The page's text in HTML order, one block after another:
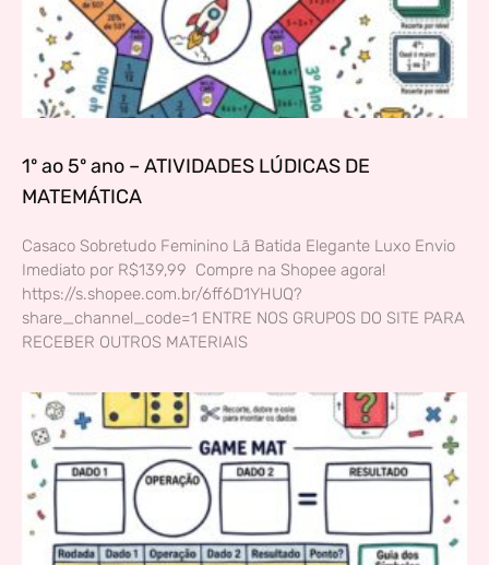
1º ao 5º ano – ATIVIDADES LÚDICAS DE
MATEMÁTICA
Casaco Sobretudo Feminino Lã Batida Elegante Luxo Envio
Imediato por R$139,99 Compre na Shopee agora!
https://s.shopee.com.br/6ff6D1YHUQ?
share_channel_code=1 ENTRE NOS GRUPOS DO SITE PARA
RECEBER OUTROS MATERIAIS